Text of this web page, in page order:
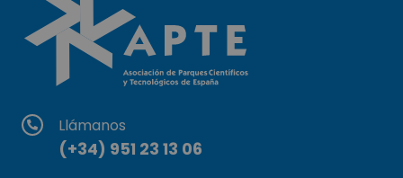
Llámanos
(+34) 951 23 13 06